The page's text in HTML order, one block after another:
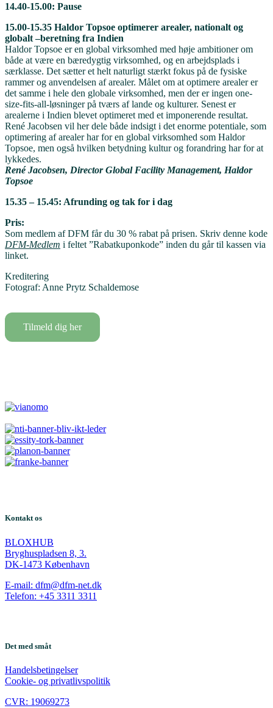
14.40-15.00: Pause
15.00-15.35 Haldor Topsoe optimerer arealer, nationalt og
globalt –beretning fra Indien
Haldor Topsoe er en global virksomhed med høje ambitioner om
både at være en bæredygtig virksomhed, og en arbejdsplads i
særklasse. Det sætter et helt naturligt stærkt fokus på de fysiske
rammer og anvendelsen af arealer. Målet om at optimere arealer er
det samme i hele den globale virksomhed, men der er ingen one-
size-fits-all-løsninger på tværs af lande og kulturer. Senest er
arealerne i Indien blevet optimeret med et imponerende resultat.
René Jacobsen vil her dele både indsigt i det enorme potentiale, som
optimering af arealer har for en global virksomhed som Haldor
Topsoe, men også hvilken betydning kultur og forandring har for at
lykkedes.
René Jacobsen, Director Global Facility Management, Haldor
Topsoe
15.35 – 15.45: Afrunding og tak for i dag
Pris:
Som medlem af DFM får du 30 % rabat på prisen. Skriv denne kode
DFM-Medlem i feltet ”Rabatkuponkode” inden du går til kassen via
linket.
Kreditering
Fotograf: Anne Prytz Schaldemose
Tilmeld dig her
Kontakt os
BLOXHUB
Bryghuspladsen 8, 3.
DK-1473 København
E-mail: dfm@dfm-net.dk
Telefon: +45 3311 3311
Det med småt
Handelsbetingelser
Cookie- og privatlivspolitik
CVR: 19069273